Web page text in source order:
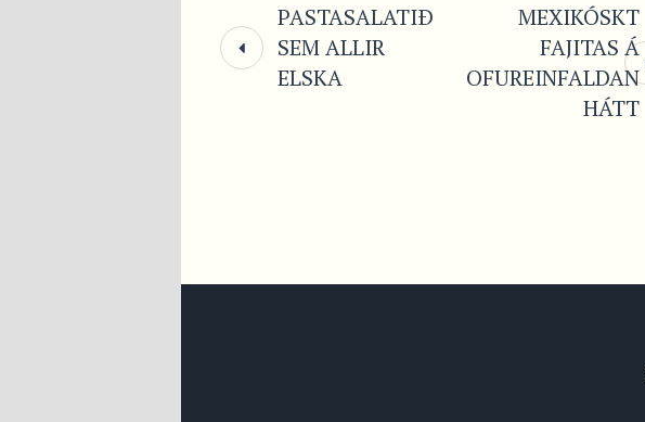
PASTASALATIÐ
SEM ALLIR
ELSKA
MEXIKÓSKT
FAJITAS Á
OFUREINFALDAN
HÁTT